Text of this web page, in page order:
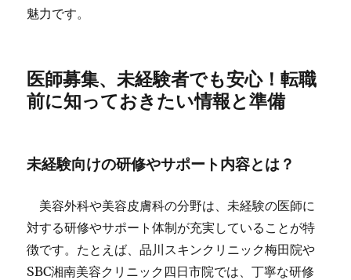
魅力です。
医師募集、未経験者でも安心！転職
前に知っておきたい情報と準備
未経験向けの研修やサポート内容とは？
美容外科や美容皮膚科の分野は、未経験の医師に
対する研修やサポート体制が充実していることが特
徴です。たとえば、品川スキンクリニック梅田院や
SBC湘南美容クリニック四日市院では、丁寧な研修